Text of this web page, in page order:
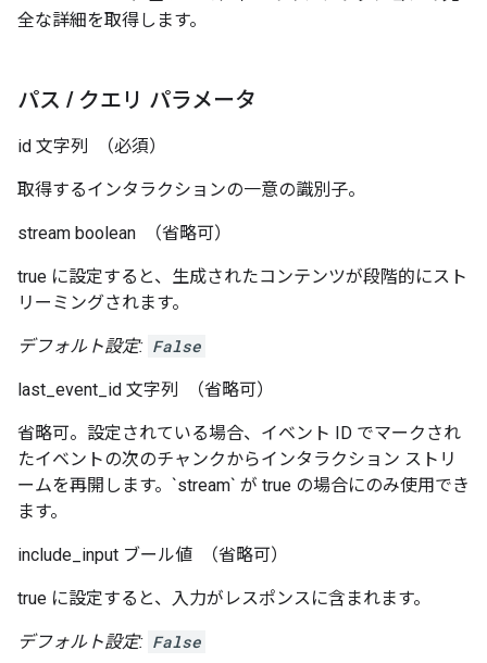
全な詳細を取得します。
パス /クエリ パラメータ
id 文字列 （必須）
取得するインタラクションの一意の識別子。
stream boolean （省略可）
true に設定すると、生成されたコンテンツが段階的にスト
リーミングされます。
デフォルト設定: False
last_event_id 文字列 （省略可）
省略可。設定されている場合、イベント ID でマークされ
たイベントの次のチャンクからインタラクション ストリ
ームを再開します。`stream` が true の場合にのみ使用でき
ます。
include_input ブール値 （省略可）
true に設定すると、入力がレスポンスに含まれます。
デフォルト設定: False